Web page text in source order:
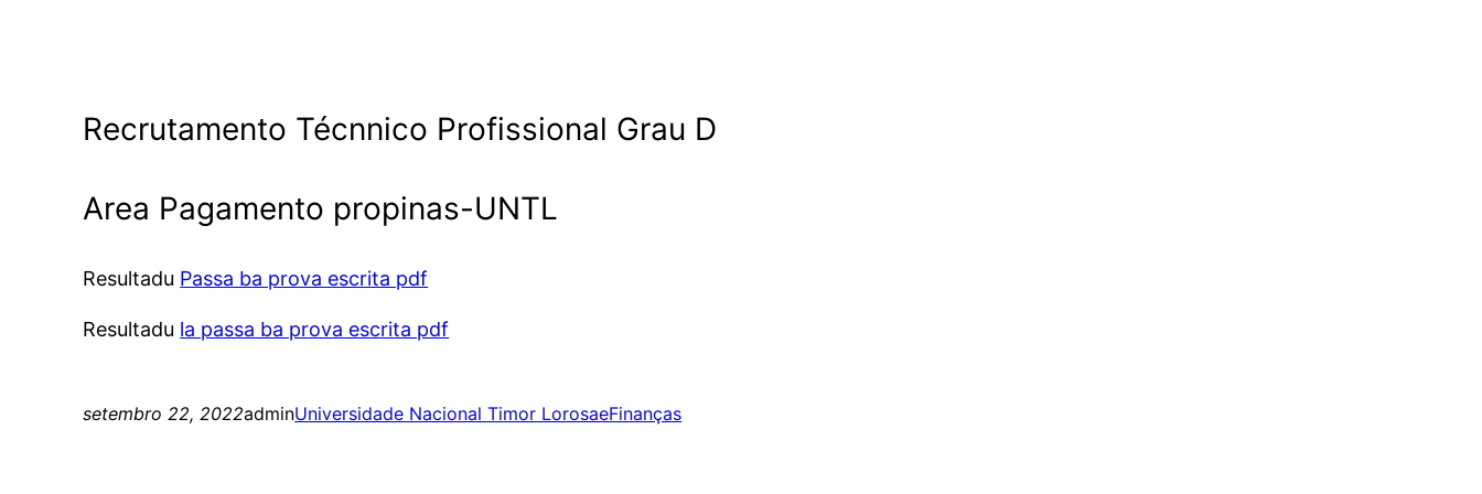
Recrutamento Técnnico Profissional Grau D
Area Pagamento propinas-UNTL
Resultadu Passa ba prova escrita pdf
Resultadu la passa ba prova escrita pdf
setembro 22, 2022adminUniversidade Nacional Timor LorosaeFinanças